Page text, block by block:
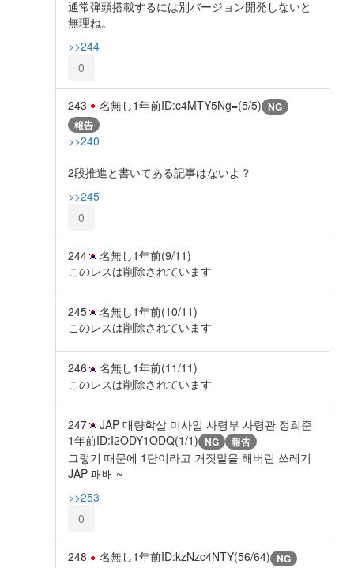
通常弾頭搭載するには別バージョン開発しないと
無理ね。
>>244
0
243 名無し1年前ID:c4MTY5Ng=(5/5) NG
報告
>>240
2段推進と書いてある記事はないよ？
>>245
0
244 名無し1年前(9/11)
このレスは削除されています
245 名無し1年前(10/11)
このレスは削除されています
246 名無し1年前(11/11)
このレスは削除されています
247
JAP 대량학살 미사일 사령부 사령관 정희준
1年前ID:I2ODY1ODQ(1/1) NG 報告
그렇기 때문에 1단이라고 거짓말을 해버린 쓰레기
JAP 패배 ~
>>253
0
248 名無し1年前ID:kzNzc4NTY(56/64) NG